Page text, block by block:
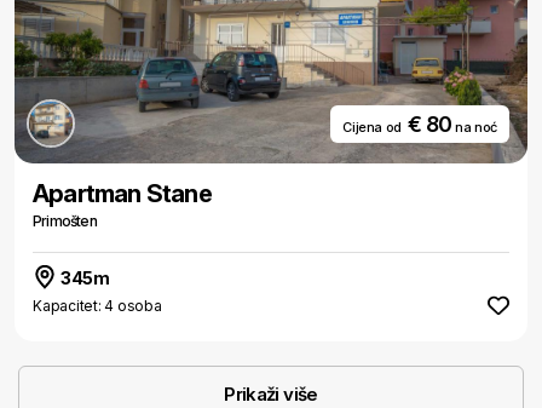
Cijena od € 80na noć
Apartman Stane
Primošten
345m
Kapacitet: 4 osoba
Prikaži više